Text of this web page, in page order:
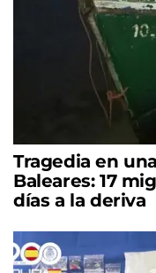
Tragedia en
Baleares: 17
días a la deriva